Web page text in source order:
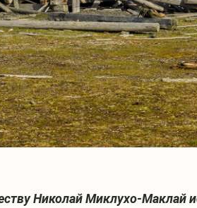
Николай Миклухо-